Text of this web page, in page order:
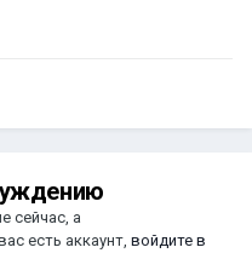
сейчас, а
есть аккаунт, войдите в